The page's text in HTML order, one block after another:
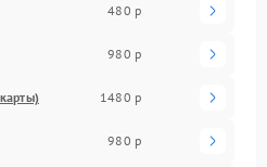
480 р
980 р
1480 р
980 р